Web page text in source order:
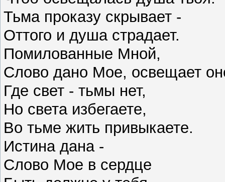
Тьма проказу скрывает -
Оттого и душа страдает.
Помилованные Мной,
Слово дано Мое, освещает
Где свет - тьмы нет,
Но света избегаете,
Во тьме жить привыкаете.
Истина дана -
Слово Мое в сердце